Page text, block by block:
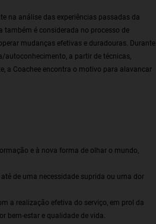
na análise das experiências passadas da
também é considerada no processo de
mudanças efetivas e duradouras. Durante
autoconhecimento, a partir de técnicas,
a Coachee encontra o motivo para alavancar
e à nova forma de olhar o mundo,
de uma necessidade suprida ou uma dor
a realização efetiva do serviço, em prol da
bem-estar e qualidade de vida.